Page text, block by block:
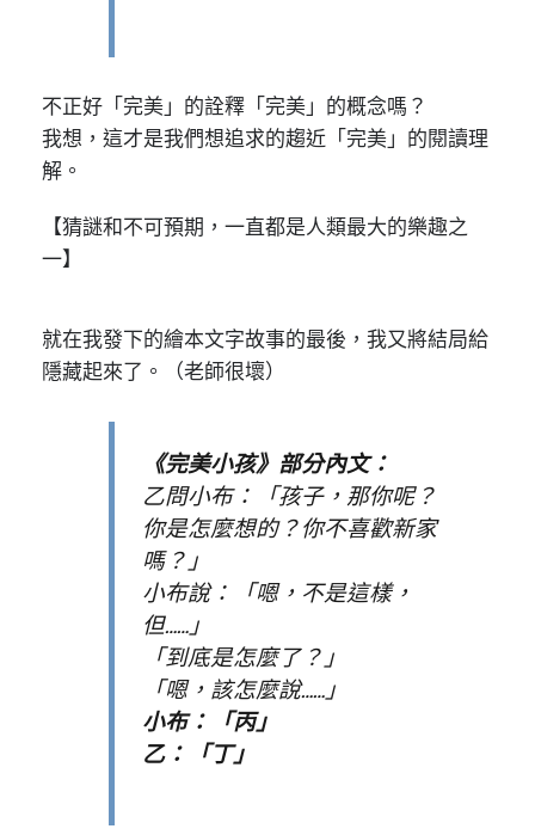
不正好「完美」的詮釋「完美」的概念嗎？
我想，這才是我們想追求的趨近「完美」的閱讀理
解。
【猜謎和不可預期，一直都是人類最大的樂趣之
一】
就在我發下的繪本文字故事的最後，我又將結局給
隱藏起來了。（老師很壞）
《完美小孩》部分內文：
乙問小布：「孩子，那你呢？
你是怎麼想的？你不喜歡新家
嗎？」
小布說：「嗯，不是這樣，
但……」
「到底是怎麼了？」
「嗯，該怎麼說……」
小布：「丙」
乙：「丁」